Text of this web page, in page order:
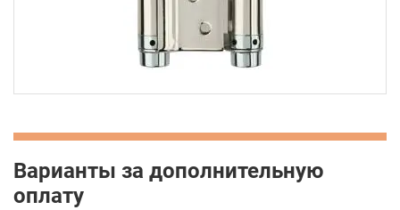
Варианты за дополнительную
оплату